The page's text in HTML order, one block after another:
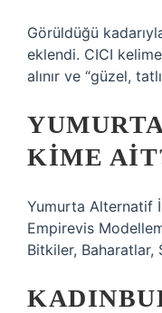
Görüldüğü
eklendi. CICI
alınır ve “güzel,
KIME
Yumurta Alternatif
Empirevis
Bitkiler, Baharatlar,